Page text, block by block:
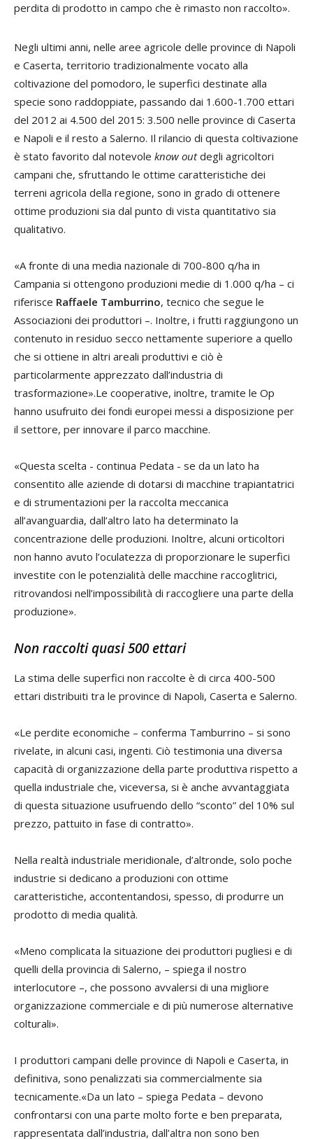
perdita di prodotto in campo che è rimasto non raccolto».
Negli ultimi anni, nelle aree agricole delle province di Napoli
e Caserta, territorio tradizionalmente vocato alla
coltivazione del pomodoro, le superfici destinate alla
specie sono raddoppiate, passando dai 1.600-1.700 ettari
del 2012 ai 4.500 del 2015: 3.500 nelle province di Caserta
e Napoli e il resto a Salerno. Il rilancio di questa coltivazione
è stato favorito dal notevole know outdegli agricoltori
campani che, sfruttando le ottime caratteristiche dei
terreni agricola della regione, sono in grado di ottenere
ottime produzioni sia dal punto di vista quantitativo sia
qualitativo.
«A fronte di una media nazionale di 700-800 q/ha in
Campania si ottengono produzioni medie di 1.000 q/ha – ci
riferisce Raffaele Tamburrino, tecnico che segue le
Associazioni dei produttori –. Inoltre, i frutti raggiungono un
contenuto in residuo secco nettamente superiore a quello
che si ottiene in altri areali produttivi e ciò è
particolarmente apprezzato dall’industria di
trasformazione».Le cooperative, inoltre, tramite le Op
hanno usufruito dei fondi europei messi a disposizione per
il settore, per innovare il parco macchine.
«Questa scelta - continua Pedata - se da un lato ha
consentito alle aziende di dotarsi di macchine trapiantatrici
e di strumentazioni per la raccolta meccanica
all’avanguardia, dall’altro lato ha determinato la
concentrazione delle produzioni. Inoltre, alcuni orticoltori
non hanno avuto l’oculatezza di proporzionare le superfici
investite con le potenzialità delle macchine raccoglitrici,
ritrovandosi nell’impossibilità di raccogliere una parte della
produzione».
Non raccolti quasi 500 ettari
La stima delle superfici non raccolte è di circa 400-500
ettari distribuiti tra le province di Napoli, Caserta e Salerno.
«Le perdite economiche – conferma Tamburrino – si sono
rivelate, in alcuni casi, ingenti. Ciò testimonia una diversa
capacità di organizzazione della parte produttiva rispetto a
quella industriale che, viceversa, si è anche avvantaggiata
di questa situazione usufruendo dello “sconto” del 10% sul
prezzo, pattuito in fase di contratto».
Nella realtà industriale meridionale, d’altronde, solo poche
industrie si dedicano a produzioni con ottime
caratteristiche, accontentandosi, spesso, di produrre un
prodotto di media qualità.
«Meno complicata la situazione dei produttori pugliesi e di
quelli della provincia di Salerno, – spiega il nostro
interlocutore –, che possono avvalersi di una migliore
organizzazione commerciale e di più numerose alternative
colturali».
I produttori campani delle province di Napoli e Caserta, in
definitiva, sono penalizzati sia commercialmente sia
tecnicamente.«Da un lato – spiega Pedata – devono
confrontarsi con una parte molto forte e ben preparata,
rappresentata dall’industria, dall’altra non sono ben